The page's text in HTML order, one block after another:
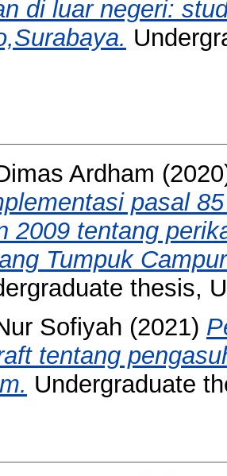
di luar negeri:
Ardham
pasal
2009 tentang
Tumpuk
thesis,
Sofiyah (2021)
tentang
Undergraduate